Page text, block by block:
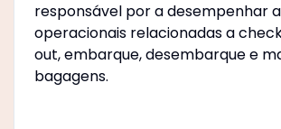
responsável por a desempenhar
operacionais relacionadas a
out, embarque, desembarque e
bagagens.